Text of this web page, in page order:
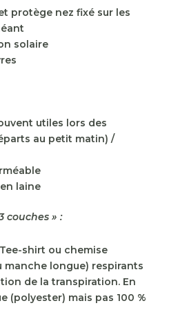
protège nez fixé sur les
solaire
utiles lors des
au petit matin) /
laine
couches » :
shirt ou chemise
manche longue) respirants
de la transpiration. En
(polyester) mais pas 100 %